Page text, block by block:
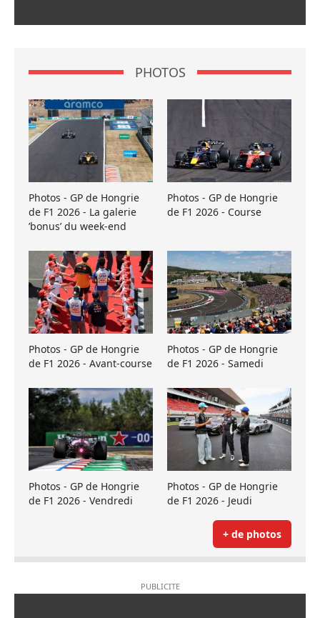
PHOTOS
Photos - GP de Hongrie
de F1 2026 - La galerie
’bonus’ du week-end
Photos - GP de Hongrie
de F1 2026 - Course
Photos - GP de Hongrie
de F1 2026 - Avant-course
Photos - GP de Hongrie
de F1 2026 - Samedi
Photos - GP de Hongrie
de F1 2026 - Vendredi
Photos - GP de Hongrie
de F1 2026 - Jeudi
+ de photos